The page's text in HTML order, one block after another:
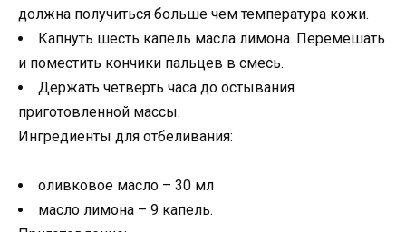
должна получиться больше чем температура кожи.
Капнуть шесть капель масла лимона. Перемешать
и поместить кончики пальцев в смесь.
Держать четверть часа до остывания
приготовленной массы.
Ингредиенты для отбеливания:
оливковое масло – 30 мл
масло лимона – 9 капель.